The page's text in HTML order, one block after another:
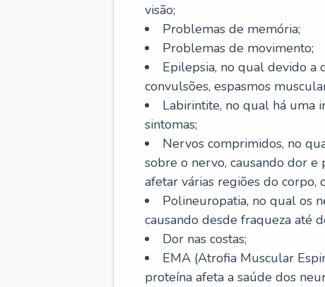
visão;
Problemas de memória;
Problemas de movimento;
Epilepsia, no qual devido a
convulsões, espasmos
Labirintite, no qual há uma
sintomas;
Nervos comprimidos, no
sobre o nervo, causando dor e
afetar várias regiões do corpo,
Polineuropatia, no qual os
causando desde fraqueza até
Dor nas costas;
EMA (Atrofia Muscular
proteína afeta a saúde dos